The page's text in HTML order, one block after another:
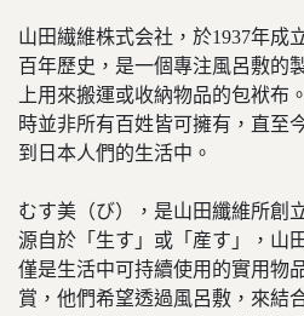
山田繊維株式会社，於1937年成
百年歷史，是一個專注風呂敷的
上用來搬運或收納物品的包袱布
時並非所有百姓皆可擁有，直至
到日本人們的生活中。
むす美（び），是山田纖維所創
源自於「生す」或「産す」，山
僅是生活中可持續使用的實用物
賞，他們希望透過風呂敷，來結